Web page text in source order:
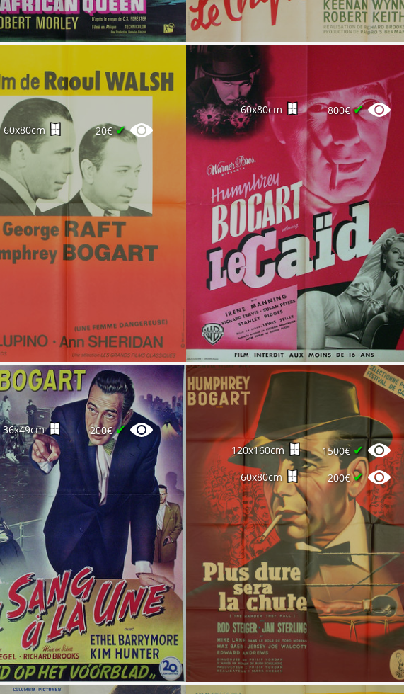
60x80cm 20€✔
60x80cm 800€✔
36x49cm 200€✔
120x160cm 1500€ ✔
60x80cm 200€✔